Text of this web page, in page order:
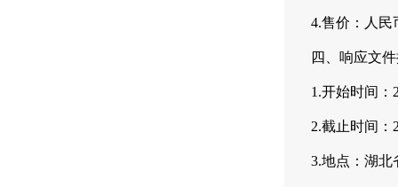
4.售价：人民
四、响应文
1.开始时间：
2.截止时间：
3.地点：湖北